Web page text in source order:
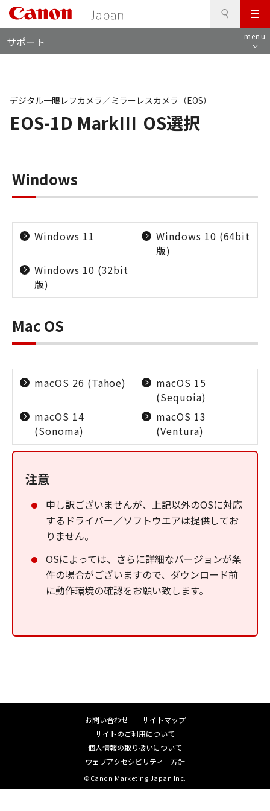
メ
ニ
ュ
サポート menu
EOS-1D MarkIII OS選択
デジタル一眼レフカメラ／ミラーレスカメラ（EOS）
Windows
Windows 11
Windows 10 (64bit
版)
Windows 10 (32bit
版)
Mac OS
macOS 26 (Tahoe)
macOS 15
(Sequoia)
macOS 14
(Sonoma)
macOS 13
(Ventura)
注意
申し訳ございませんが、上記以外のOSに対応
するドライバー／ソフトウエアは提供してお
りません。
OSによっては、さらに詳細なバージョンが条
件の場合がございますので、ダウンロード前
に動作環境の確認をお願い致します。
お問い合わせ
サイトマップ
サイトのご利用について
個人情報の取り扱いについて
ウェブアクセシビリティ―方針
©Canon Marketing Japan Inc.